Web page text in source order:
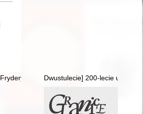
Chopina. T. 3 cz. 1,
Dwustulecie] 200-lecie urodzin